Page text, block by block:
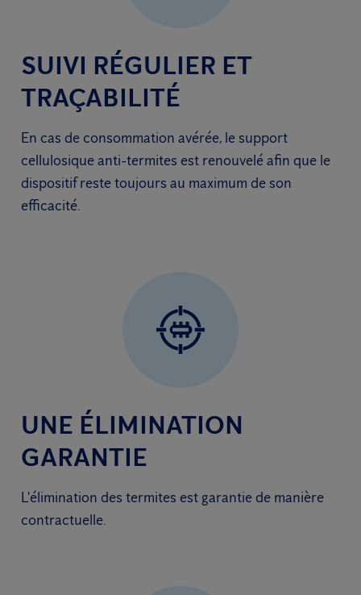
SUIVI RÉGULIER ET
TRAÇABILITÉ
En cas de consommation avérée, le support
cellulosique anti-termites est renouvelé afin que le
dispositif reste toujours au maximum de son
efficacité.
UNE ÉLIMINATION
GARANTIE
L'élimination des termites est garantie de manière
contractuelle.